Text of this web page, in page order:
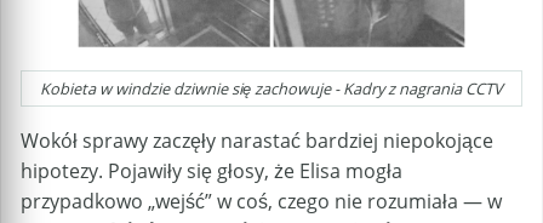
Kobieta w windzie dziwnie się zachowuje - Kadry z nagrania CCTV
Wokół sprawy zaczęły narastać bardziej niepokojące
hipotezy. Pojawiły się głosy, że Elisa mogła
przypadkowo „wejść” w coś, czego nie rozumiała — w